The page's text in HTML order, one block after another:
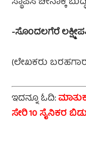
-ಸೊಂದಲಗೆರೆ
(ಲೇಖಕರು
ಇದನ್ನೂ ಓದಿ:
ಸೇರಿ 10 ಸೈನಿಕರ